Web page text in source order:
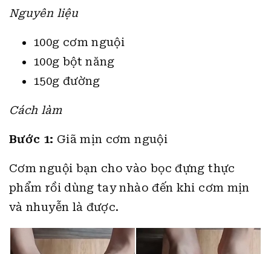
Nguyên liệu
100g cơm nguội
100g bột năng
150g đường
Cách làm
Bước 1: Giã mịn cơm nguội
Cơm nguội bạn cho vào bọc đựng thực
phẩm rồi dùng tay nhào đến khi cơm mịn
và nhuyễn là được.